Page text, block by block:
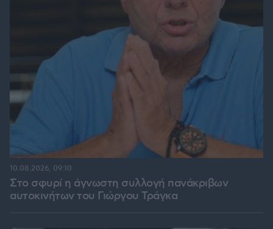
Στο σφυρί η άγνωστη συλλογή πανάκριβων
αυτοκινήτων του Γιώργου Τράγκα
10.08.2026, 09:10